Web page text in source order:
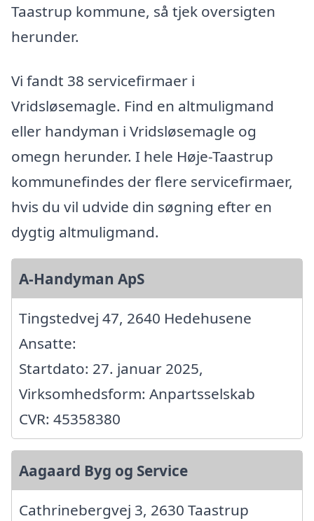
Taastrup kommune, så tjek oversigten
herunder.
Vi fandt 38 servicefirmaer i
Vridsløsemagle. Find en altmuligmand
eller handyman i Vridsløsemagle og
omegn herunder. I hele Høje-Taastrup
kommunefindes der flere servicefirmaer,
hvis du vil udvide din søgning efter en
dygtig altmuligmand.
A-Handyman ApS
Tingstedvej 47, 2640 Hedehusene
Ansatte:
Startdato: 27. januar 2025,
Virksomhedsform: Anpartsselskab
CVR: 45358380
Aagaard Byg og Service
Cathrinebergvej 3, 2630 Taastrup